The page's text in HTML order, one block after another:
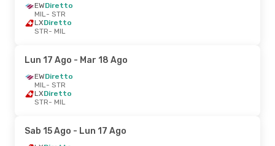
EWDiretto
MIL- STR
LXDiretto
STR- MIL
Lun 17 Ago - Mar 18 Ago
EWDiretto
MIL- STR
LXDiretto
STR- MIL
Sab 15 Ago - Lun 17 Ago